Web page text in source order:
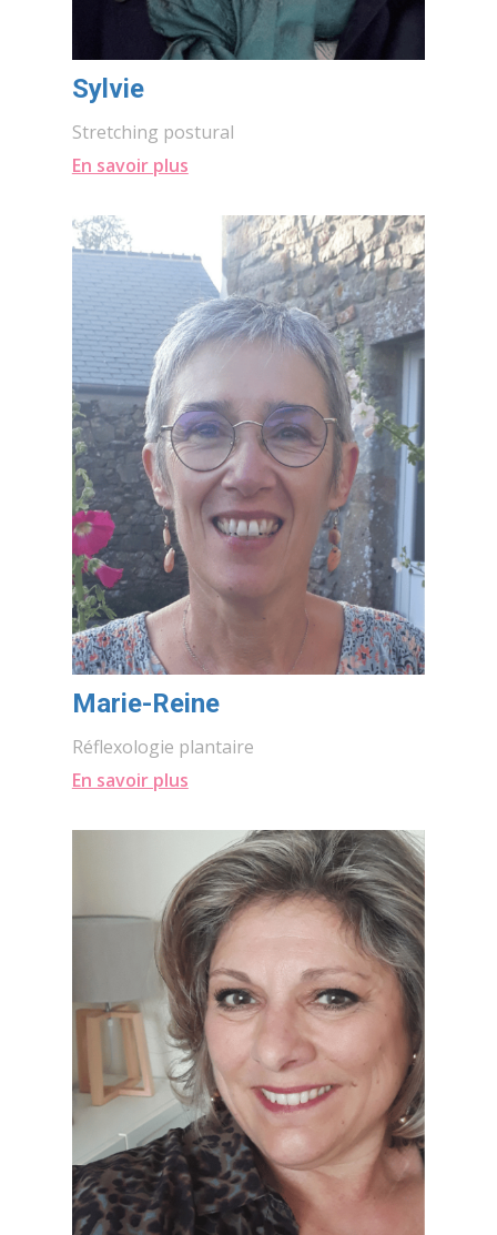
Sylvie
Stretching postural
En savoir plus
Marie-Reine
Réflexologie plantaire
En savoir plus